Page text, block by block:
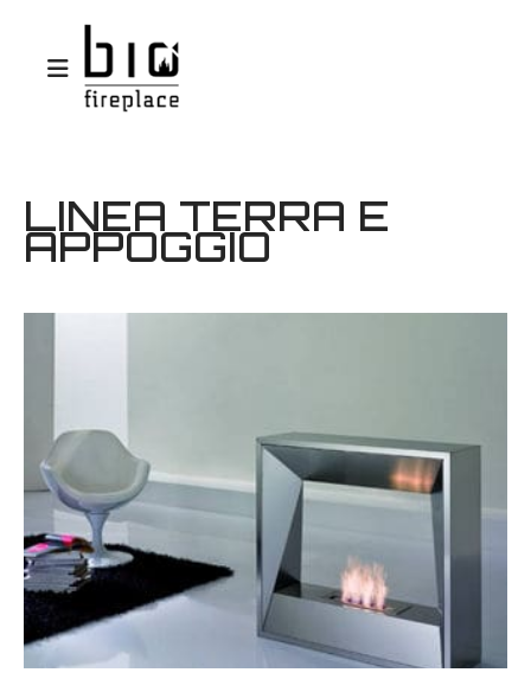
LINEA TERRA E
APPOGGIO